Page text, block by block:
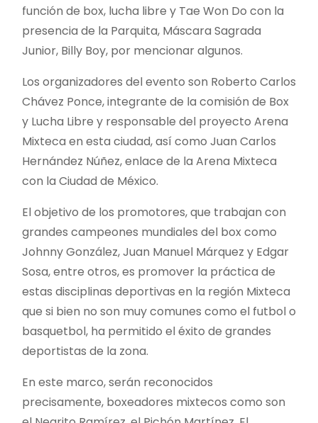
función de box, lucha libre y Tae Won Do con la
presencia de la Parquita, Máscara Sagrada
Junior, Billy Boy, por mencionar algunos.
Los organizadores del evento son Roberto Carlos
Chávez Ponce, integrante de la comisión de Box
y Lucha Libre y responsable del proyecto Arena
Mixteca en esta ciudad, así como Juan Carlos
Hernández Núñez, enlace de la Arena Mixteca
con la Ciudad de México.
El objetivo de los promotores, que trabajan con
grandes campeones mundiales del box como
Johnny González, Juan Manuel Márquez y Edgar
Sosa, entre otros, es promover la práctica de
estas disciplinas deportivas en la región Mixteca
que si bien no son muy comunes como el futbol o
basquetbol, ha permitido el éxito de grandes
deportistas de la zona.
En este marco, serán reconocidos
precisamente, boxeadores mixtecos como son